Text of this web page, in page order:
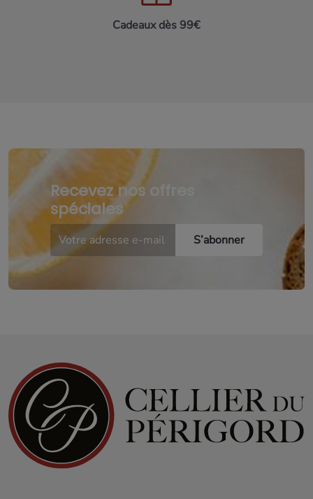
Cadeaux dès 99€
Recevez nos offres
spéciales